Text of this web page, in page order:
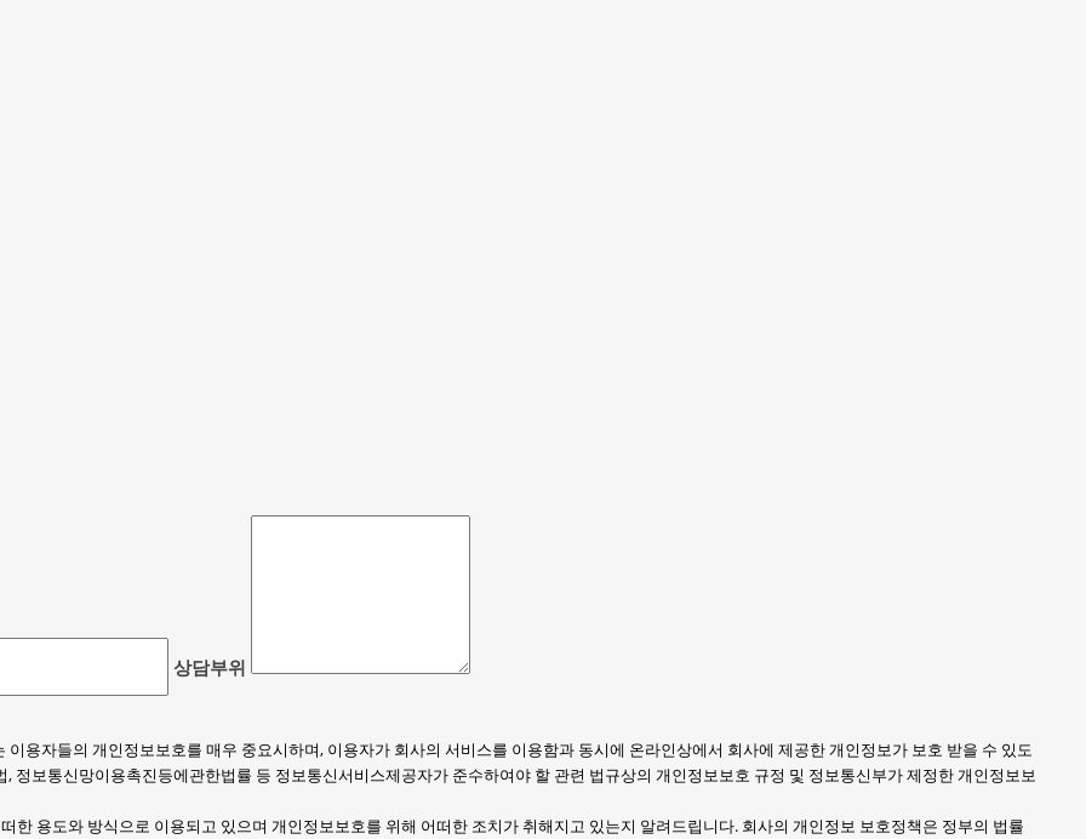
상담부위
자들의 개인정보보호를 매우 중요시하며, 이용자가 회사의 서비스를 이용함과 동시에 온라인상에서 회사에 제공한 개인정보가 보호 받을 수 있도
정보통신망이용촉진등에관한법률 등 정보통신서비스제공자가 준수하여야 할 관련 법규상의 개인정보보호 규정 및 정보통신부가 제정한 개인정보보
용도와 방식으로 이용되고 있으며 개인정보보호를 위해 어떠한 조치가 취해지고 있는지 알려드립니다. 회사의 개인정보 보호정책은 정부의 법률